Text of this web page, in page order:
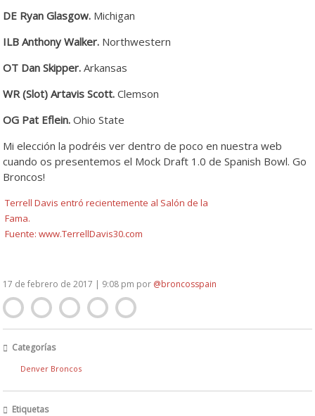
DE Ryan Glasgow. Michigan
ILB Anthony Walker. Northwestern
OT Dan Skipper. Arkansas
WR (Slot) Artavis Scott. Clemson
OG Pat Eflein. Ohio State
Mi elección la podréis ver dentro de poco en nuestra web
cuando os presentemos el Mock Draft 1.0 de Spanish Bowl. Go
Broncos!
Terrell Davis entró recientemente al Salón de la
Fama.
Fuente: www.TerrellDavis30.com
17 de febrero de 2017 | 9:08 pm por @broncosspain
Categorías
Denver Broncos
Etiquetas